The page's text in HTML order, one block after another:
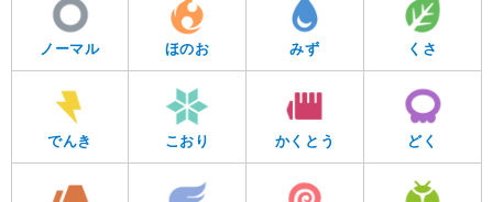
ノーマル ほのお みず くさ
でんき こおり かくとう どく